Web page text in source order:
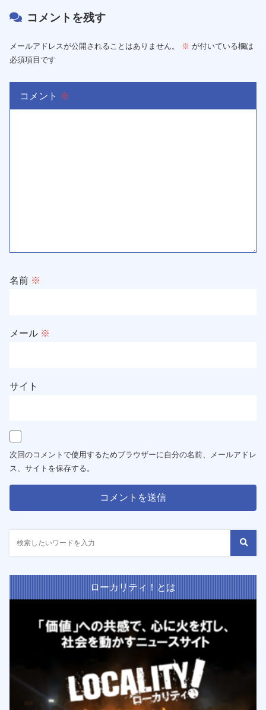
コメントを残す
メールアドレスが公開されることはありません。 ※ が付いている欄は
必須項目です
コメント ※
名前 ※
メール ※
サイト
次回のコメントで使用するためブラウザーに自分の名前、メールアドレ
ス、サイトを保存する。
ローカリティ！とは